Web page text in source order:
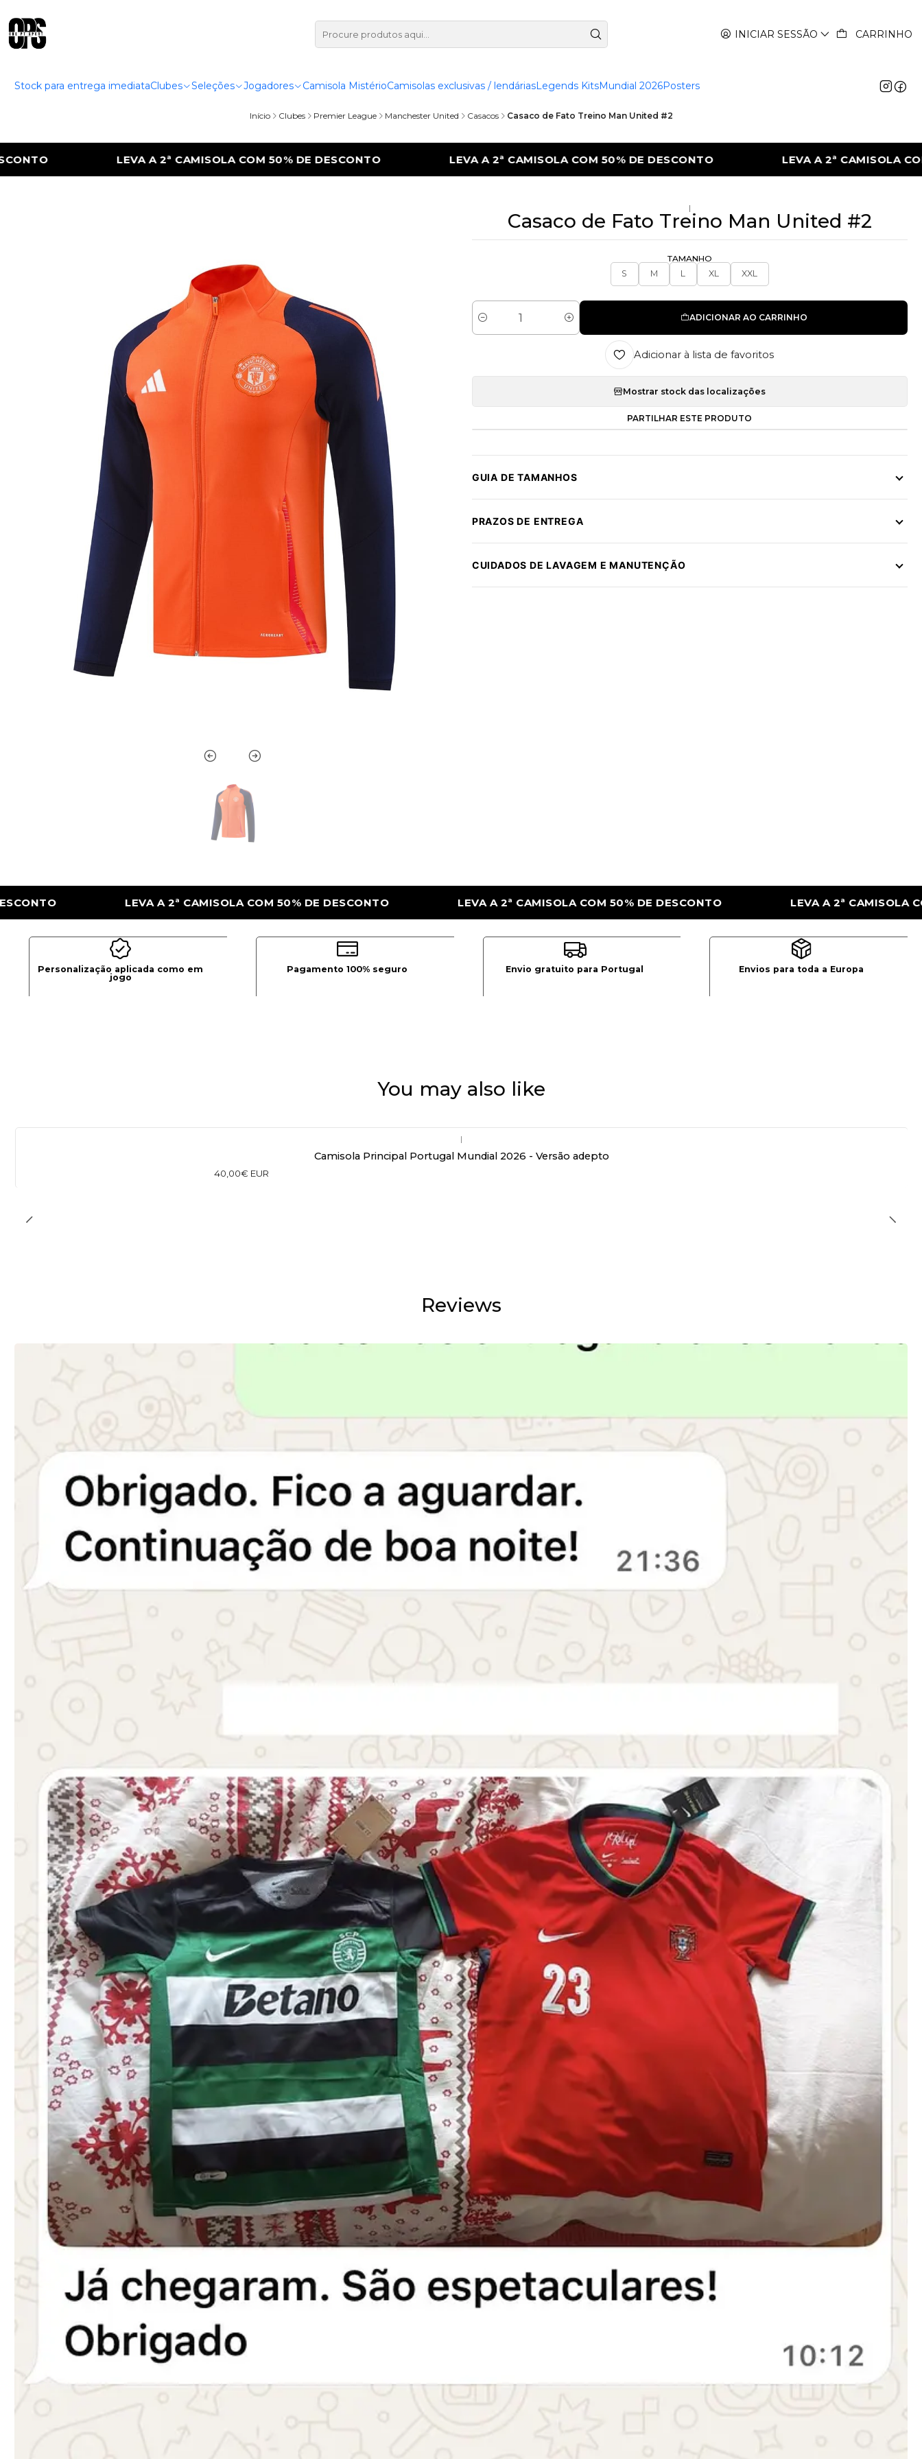
INICIAR SESSÃO CARRINHO
Stock para entrega imediataClubes Seleções Jogadores Camisola MistérioCamisolas exclusivas / lendáriasLegends KitsMundial 2026Posters
Início Clubes Premier League Manchester United Casacos Casaco de Fato Treino Man United #2
COM 50% DE DESCONTO LEVA A 2ª CAMISOLA COM 50% DE DESCONTO LEVA A 2ª CAMISOLA COM 50% DE DESCONTO
|
Casaco de Fato Treino Man United #2
TAMANHO
S
M L XL XXL
Quantidade
ADICIONAR AO CARRINHO
Adicionar à lista de favoritos
Mostrar stock das localizações
PARTILHAR ESTE PRODUTO
GUIA DE TAMANHOS
PRAZOS DE ENTREGA
CUIDADOS DE LAVAGEM E MANUTENÇÃO
COM 50% DE DESCONTO LEVA A 2ª CAMISOLA COM 50% DE DESCONTO LEVA A 2ª CAMISOLA COM 50% DE DESCONTO
Personalização aplicada como em
jogo
Pagamento 100% seguro Envio gratuito para Portugal Envios para toda a Europa
You may also like
|
Camisola Principal Portugal Mundial 2026 - Versão adepto
40,00€ EUR
Reviews